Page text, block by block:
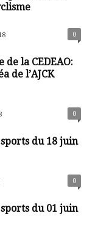
0
de la CEDEAO:
de l’AJCK
0
du 18 juin
0
du 01 juin